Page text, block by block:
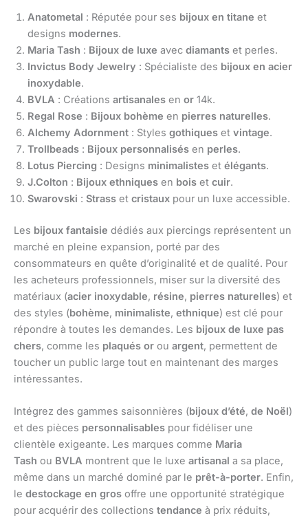
Anatometal : Réputée pour ses bijoux en titane et
designs modernes.
Maria Tash : Bijoux de luxe avec diamants et perles.
Invictus Body Jewelry : Spécialiste des bijoux en acier
inoxydable.
BVLA : Créations artisanales en or 14k.
Regal Rose : Bijoux bohème en pierres naturelles.
Alchemy Adornment : Styles gothiques et vintage.
Trollbeads : Bijoux personnalisés en perles.
Lotus Piercing : Designs minimalistes et élégants.
J.Colton : Bijoux ethniques en bois et cuir.
Swarovski : Strass et cristaux pour un luxe accessible.
Les bijoux fantaisie dédiés aux piercings représentent un
marché en pleine expansion, porté par des
consommateurs en quête d’originalité et de qualité. Pour
les acheteurs professionnels, miser sur la diversité des
matériaux (acier inoxydable, résine, pierres naturelles) et
des styles (bohème, minimaliste, ethnique) est clé pour
répondre à toutes les demandes. Les bijoux de luxe pas
chers, comme les plaqués or ou argent, permettent de
toucher un public large tout en maintenant des marges
intéressantes.
Intégrez des gammes saisonnières (bijoux d’été, de Noël)
et des pièces personnalisables pour fidéliser une
clientèle exigeante. Les marques comme Maria
Tash ou BVLA montrent que le luxe artisanal a sa place,
même dans un marché dominé par le prêt-à-porter. Enfin,
le destockage en gros offre une opportunité stratégique
pour acquérir des collections tendance à prix réduits,